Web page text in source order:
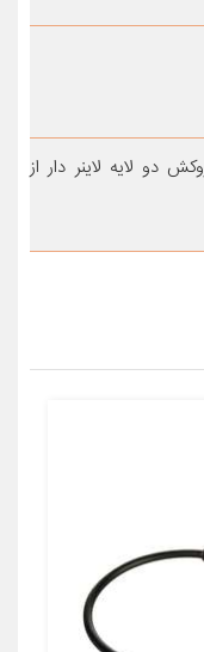
دو لایه لاینر دار از